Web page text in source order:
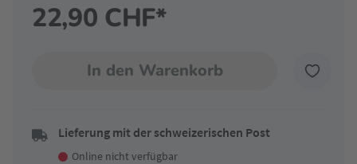
22,90 CHF*
In den Warenkorb
Lieferung mit der schweizerischen Post
Online nicht verfügbar